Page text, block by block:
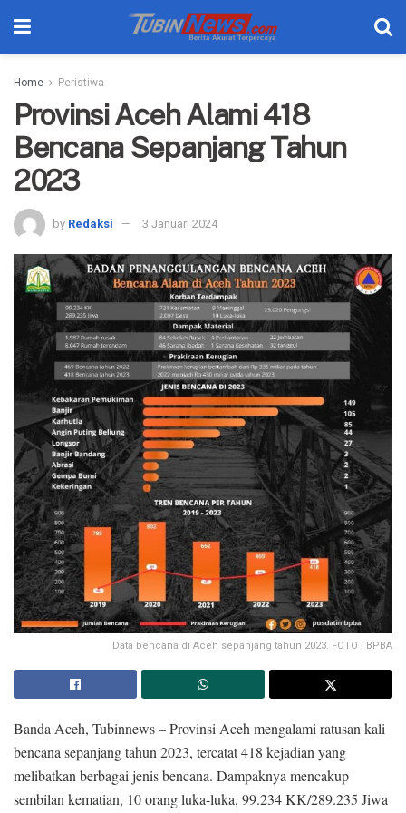
Home Peristiwa
Provinsi Aceh Alami 418
Bencana Sepanjang Tahun
2023
by Redaksi 3 Januari 2024
Data bencana di Aceh sepanjang tahun 2023. FOTO : BPBA
Banda Aceh, Tubinnews – Provinsi Aceh mengalami ratusan kali
bencana sepanjang tahun 2023, tercatat 418 kejadian yang
melibatkan berbagai jenis bencana. Dampaknya mencakup
sembilan kematian, 10 orang luka-luka, 99.234 KK/289.235 Jiwa